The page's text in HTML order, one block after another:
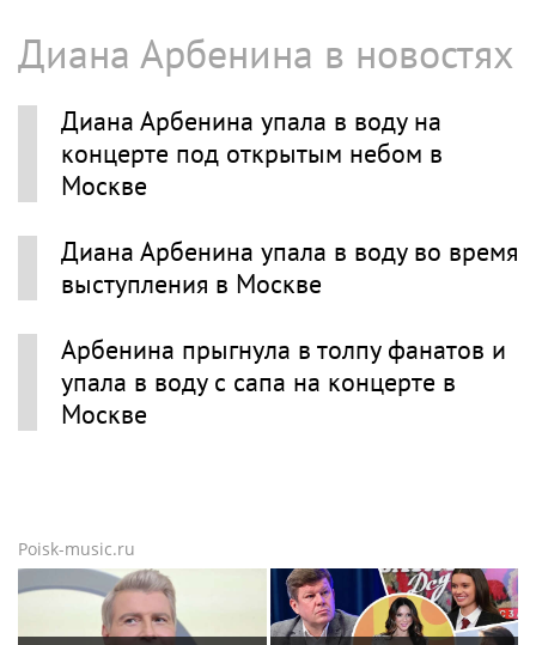
Диана Арбенина в новостях
Диана Арбенина упала в воду на
концерте под открытым небом в
Москве
Диана Арбенина упала в воду во время
выступления в Москве
Арбенина прыгнула в толпу фанатов и
упала в воду с сапа на концерте в
Москве
Poisk-music.ru